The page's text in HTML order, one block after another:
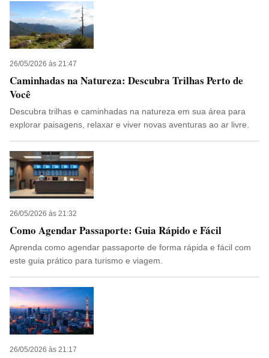
26/05/2026 às 21:47
Caminhadas na Natureza: Descubra Trilhas Perto de
Você
Descubra trilhas e caminhadas na natureza em sua área para
explorar paisagens, relaxar e viver novas aventuras ao ar livre.
26/05/2026 às 21:32
Como Agendar Passaporte: Guia Rápido e Fácil
Aprenda como agendar passaporte de forma rápida e fácil com
este guia prático para turismo e viagem.
26/05/2026 às 21:17